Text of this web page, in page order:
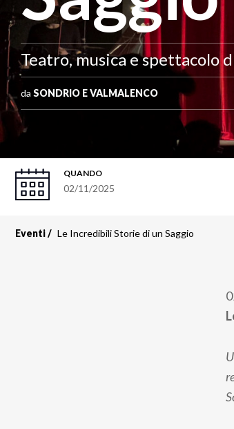
Teatro, musica e spettacolo
da SONDRIO E VALMALENCO
QUANDO
02/11/2025
Eventi ​​​​​​​Le Incredibili Storie di un Saggio